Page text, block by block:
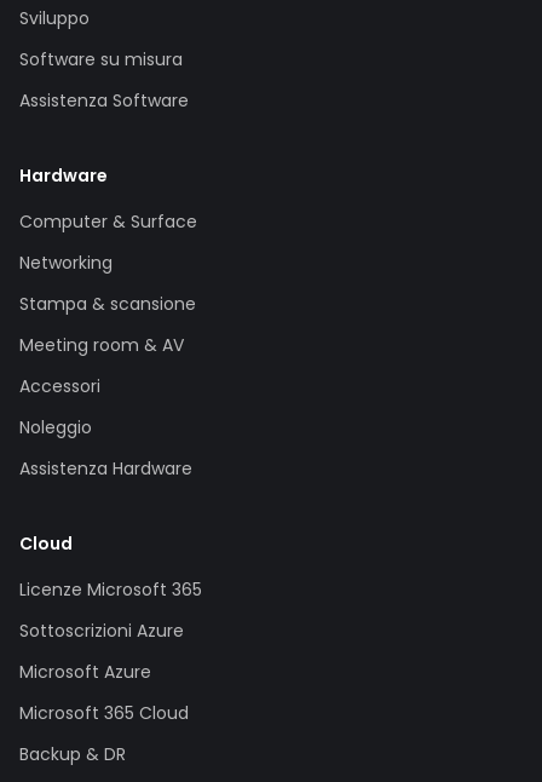
Sviluppo
Software su misura
Assistenza Software
Hardware
Computer & Surface
Networking
Stampa & scansione
Meeting room & AV
Accessori
Noleggio
Assistenza Hardware
Cloud
Licenze Microsoft 365
Sottoscrizioni Azure
Microsoft Azure
Microsoft 365 Cloud
Backup & DR